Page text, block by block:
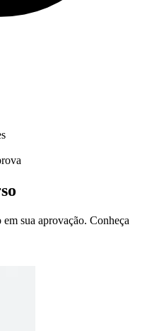
sua aprovação. Conheça